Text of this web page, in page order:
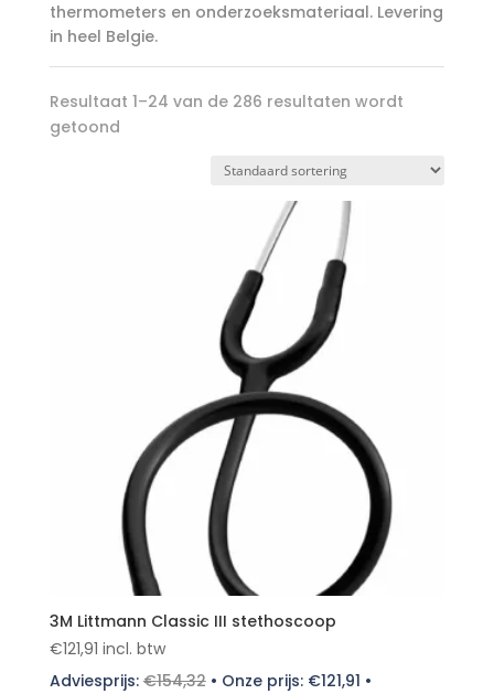
thermometers en onderzoeksmateriaal. Levering
in heel Belgie.
Resultaat 1–24 van de 286 resultaten wordt
getoond
3M Littmann Classic III stethoscoop
€121,91 incl. btw
Adviesprijs:€154,32• Onze prijs: €121,91 •